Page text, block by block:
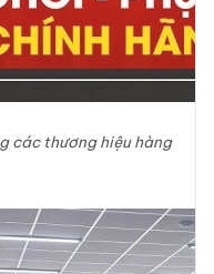
các thương hiệu hàng